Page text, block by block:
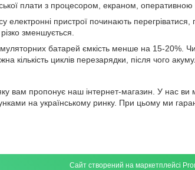
плати з процесором, екраном, оперативною
електронні пристрої починають
зменшується.
батарей ємкість менше на 15-20%.
кількість циклів перезарядки, після чого
вам пропонує наш інтернет-магазин. У нас
на українському ринку. При цьому ми
Сайт створений на маркетплейсі